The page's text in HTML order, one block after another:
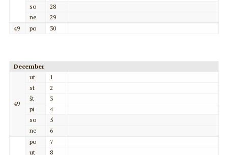
so
28
ne
29
49
po 30
December
49
ut
1
st
2
št
3
pi
4
so
5
ne
6
po
7
ut
8